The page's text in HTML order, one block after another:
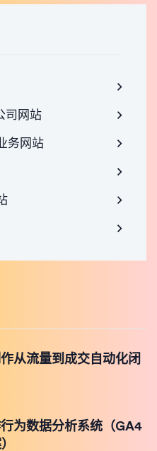
司网站
务网站
从流量到成交自动化闭
为数据分析系统（GA4